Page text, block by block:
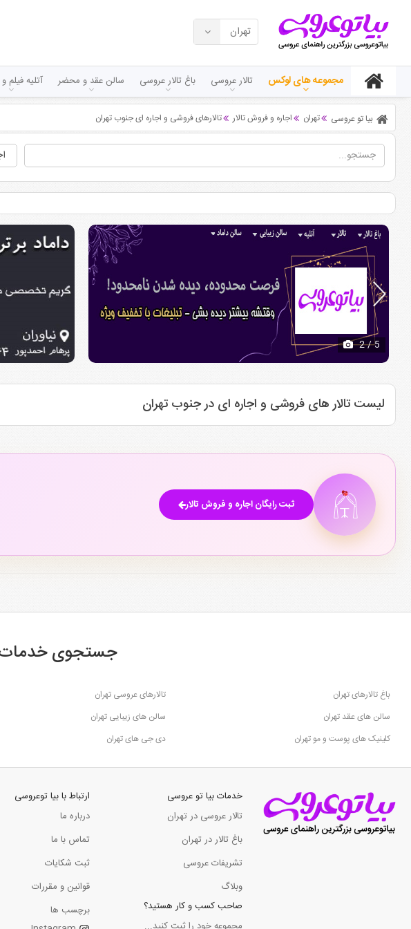
تهران
مجموعه های لوکس تالار عروسی باغ تالار عروسی سالن عقد و محضر آتلیه
بیا تو عروسی تهران اجاره و فروش تالار تالارهای فروشی و اجاره ای جنوب تهران
2/ 5
لیست تالار های فروشی و اجاره ای در جنوب تهران
ثبت رایگان اجاره و فروش تالار
جستجوی خدمات
باغ تالارهای تهران تالارهای عروسی تهران
سالن های عقد تهران
سالن های زیبایی تهران
کلینیک های پوست و مو تهران
دی جی های تهران
خدمات بیا تو عروسی
تالار عروسی در تهران
باغ تالار در تهران
تشریفات عروسی
وبلاگ
صاحب کسب و کار هستید؟
ارتباط با بیا توعروسی
درباره ما
تماس با ما
ثبت شکایات
قوانین و مقررات
برچسب ها